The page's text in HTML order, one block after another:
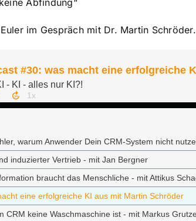
Abfindung“
im Gespräch mit Dr. Martin Schröder.